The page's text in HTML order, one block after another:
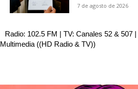
7 de agosto de 2026
Radio: 102.5 FM | TV: Canales 52 & 507
Multimedia ((HD Radio & TV))